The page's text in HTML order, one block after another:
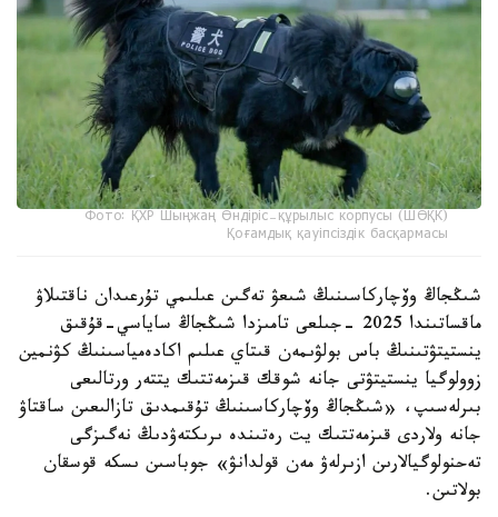
Фото: ҚХР Шыңжаң Өндіріс-құрылыс корпусы (ШӨҚК)
Қоғамдық қауіпсіздік басқармасы
شىڭجاڭ وۆچاركاسىنىڭ شىعۋ تەگىن عىلىمي تۇرعىدان ناقتىلاۋ
ماقساتىندا 2025 -جىلعى تامىزدا شىڭجاڭ ساياسي-قۇقىق
ينستيتۋتىنىڭ باس بولۋىمەن قىتاي عىلىم اكادەمياسىنىڭ كۋنمين
زوولوگيا ينستيتۋتى جانە شوقك قىزمەتتىك يتتەر ورتالىعى
بىرلەسىپ، «شىڭجاڭ وۆچاركاسىنىڭ تۇقىمدىق تازالىعىن ساقتاۋ
جانە ولاردى قىزمەتتىك يت رەتىندە ىرىكتەۋدىڭ نەگىزگى
تەحنولوگيالارىن ازىرلەۋ مەن قولدانۋ» جوباسىن ىسكە قوسقان
بولاتىن.